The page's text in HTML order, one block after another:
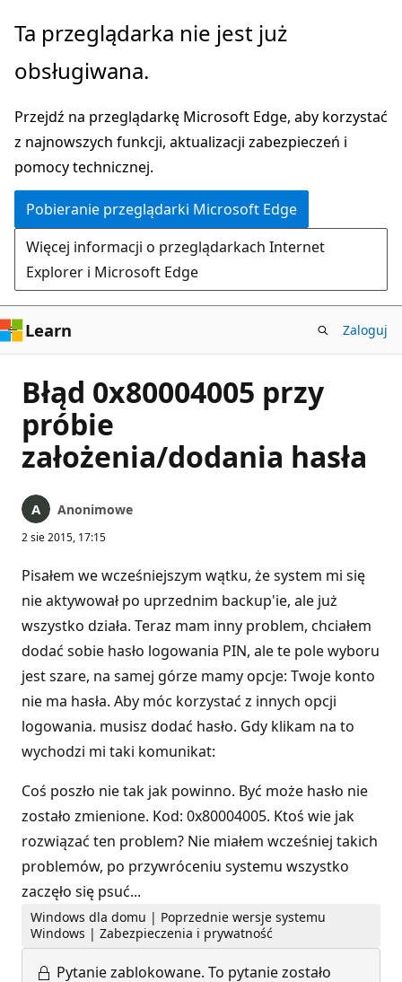
Przejdź
głównej
Ta przeglądarka nie jest już
obsługiwana.
Przejdź na przeglądarkę Microsoft Edge, aby korzystać
z najnowszych funkcji, aktualizacji zabezpieczeń i
pomocy technicznej.
Pobieranie przeglądarki Microsoft Edge
Więcej informacji o przeglądarkach Internet
Explorer i Microsoft Edge
Learn Zaloguj
Błąd 0x80004005 przy
próbie
założenia/dodania hasła
Anonimowe
2 sie 2015, 17:15
Pisałem we wcześniejszym wątku, że system mi się
nie aktywował po uprzednim backup'ie, ale już
wszystko działa. Teraz mam inny problem, chciałem
dodać sobie hasło logowania PIN, ale te pole wyboru
jest szare, na samej górze mamy opcje: Twoje konto
nie ma hasła. Aby móc korzystać z innych opcji
logowania. musisz dodać hasło. Gdy klikam na to
wychodzi mi taki komunikat:
Coś poszło nie tak jak powinno. Być może hasło nie
zostało zmienione. Kod: 0x80004005. Ktoś wie jak
rozwiązać ten problem? Nie miałem wcześniej takich
problemów, po przywróceniu systemu wszystko
zaczęło się psuć...
Windows dla domu | Poprzednie wersje systemu
Windows | Zabezpieczenia i prywatność
Pytanie zablokowane. To pytanie zostało